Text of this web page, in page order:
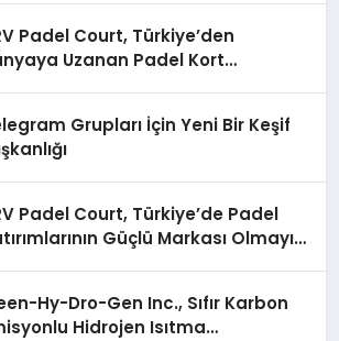
Padel Court, Türkiye’den
Uzanan Padel Kort
Grupları İçin Yeni Bir Keşif
Padel Court, Türkiye’de Padel
Güçlü Markası Olmayı
Hy-Dro-Gen Inc., Sıfır Karbon
Hidrojen Isıtma